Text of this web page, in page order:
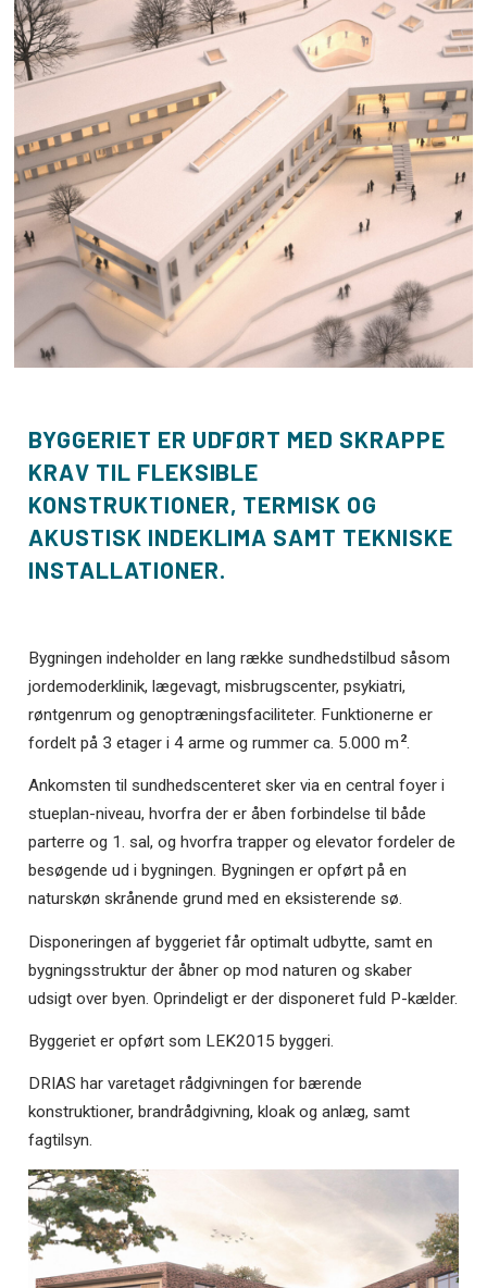
BYGGERIET ER UDFØRT MED SKRAPPE
KRAV TIL FLEKSIBLE
KONSTRUKTIONER, TERMISK OG
AKUSTISK INDEKLIMA SAMT TEKNISKE
INSTALLATIONER.
Bygningen indeholder en lang række sundhedstilbud såsom
jordemoderklinik, lægevagt, misbrugscenter, psykiatri,
røntgenrum og genoptræningsfaciliteter. Funktionerne er
fordelt på 3 etager i 4 arme og rummer ca. 5.000 m 2.
Ankomsten til sundhedscenteret sker via en central foyer i
stueplan-niveau, hvorfra der er åben forbindelse til både
parterre og 1. sal, og hvorfra trapper og elevator fordeler de
besøgende ud i bygningen. Bygningen er opført på en
naturskøn skrånende grund med en eksisterende sø.
Disponeringen af byggeriet får optimalt udbytte, samt en
bygningsstruktur der åbner op mod naturen og skaber
udsigt over byen. Oprindeligt er der disponeret fuld P-kælder.
Byggeriet er opført som LEK2015 byggeri.
DRIAS har varetaget rådgivningen for bærende
konstruktioner, brandrådgivning, kloak og anlæg, samt
fagtilsyn.